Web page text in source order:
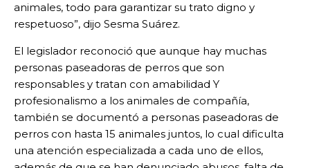
animales, todo para garantizar su trato digno y
respetuoso”, dijo Sesma Suárez.
El legislador reconoció que aunque hay muchas
personas paseadoras de perros que son
responsables y tratan con amabilidad Y
profesionalismo a los animales de compañía,
también se documentó a personas paseadoras de
perros con hasta 15 animales juntos, lo cual dificulta
una atención especializada a cada uno de ellos,